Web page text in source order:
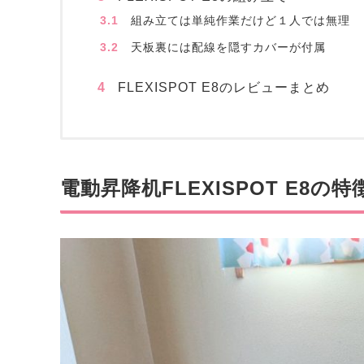
3.1 組み立ては単純作業だけど１人では無理
3.2 天板裏には配線を隠すカバーが付属
4 FLEXISPOT E8のレビューまとめ
電動昇降机FLEXISPOT E8の特